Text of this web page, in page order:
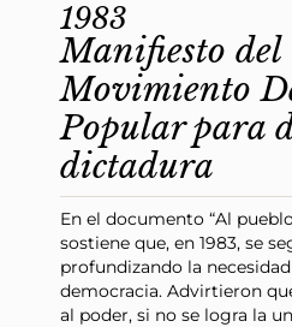
1983
Manifiesto del
Movimiento
Popular para
dictadura
En el documento “Al
sostiene que, en 1983, se
profundizando la
democracia. Advirtieron
al poder, si no se logra la